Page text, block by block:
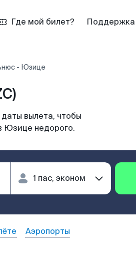
Где мой билет? Поддержка
- Юзице
вылета, чтобы
Юзице недорого.
Аэропорты